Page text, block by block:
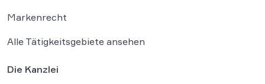
Markenrecht
Alle Tätigkeitsgebiete ansehen
Die Kanzlei